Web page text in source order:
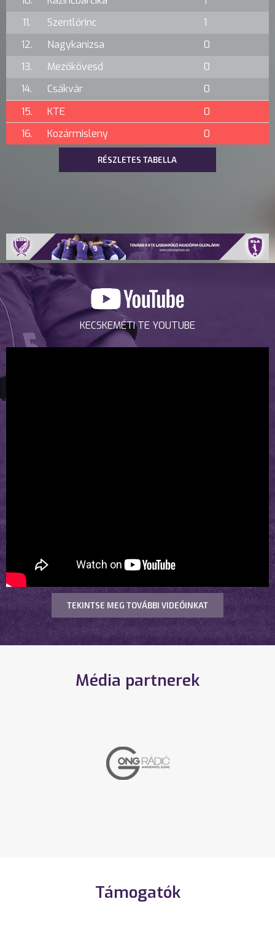
11.
Szentlőrinc
1
12.
Nagykanizsa
0
13.
Mezőkövesd
0
14.
Csákvár
0
15.
KTE
0
16.
Kozármisleny 0
RÉSZLETES TABELLA
KECSKEMÉTI TE YOUTUBE
TEKINTSE MEG TOVÁBBI VIDEÓINKAT
Média partnerek
Támogatók